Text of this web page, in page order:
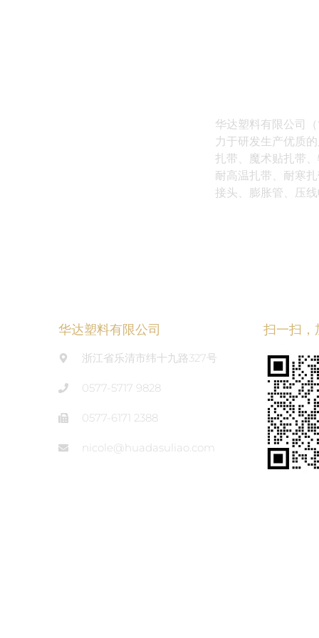
华达塑料有限公司
力于研发生产优质
扎带、魔术贴扎带
耐高温扎带、耐寒
接头、膨胀管、压
华达塑料有限公司
浙江省乐清市纬十九路327号
0577-5717 9828
0577-6171 2388
nicole@huadasuliao.com
扫一扫，